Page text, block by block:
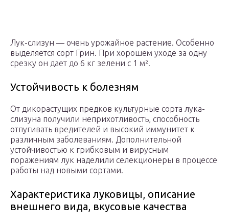
Лук-слизун — очень урожайное растение. Особенно
выделяется сорт Грин. При хорошем уходе за одну
срезку он дает до 6 кг зелени с 1 м².
Устойчивость к болезням
От дикорастущих предков культурные сорта лука-
слизуна получили неприхотливость, способность
отпугивать вредителей и высокий иммунитет к
различным заболеваниям. Дополнительной
устойчивостью к грибковым и вирусным
поражениям лук наделили селекционеры в процессе
работы над новыми сортами.
Характеристика луковицы, описание
внешнего вида, вкусовые качества